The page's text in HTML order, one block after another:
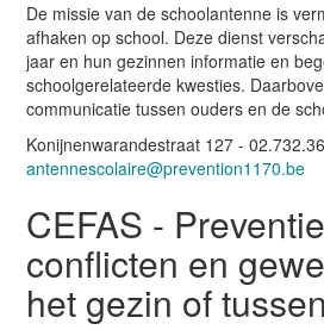
De missie van de schoolantenne is
afhaken op school. Deze dienst
jaar en hun gezinnen informatie en
schoolgerelateerde kwesties.
communicatie tussen ouders en de
Konijnenwarandestraat 127 -
antennescolaire@prevention1170.be
CEFAS -
conflicten en
het gezin of